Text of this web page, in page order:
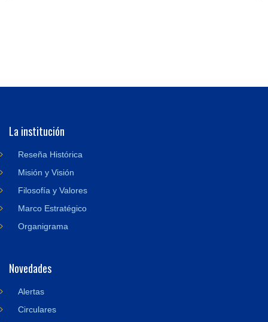
La institución
Reseña Histórica
Misión y Visión
Filosofía y Valores
Marco Estratégico
Organigrama
Novedades
Alertas
Circulares